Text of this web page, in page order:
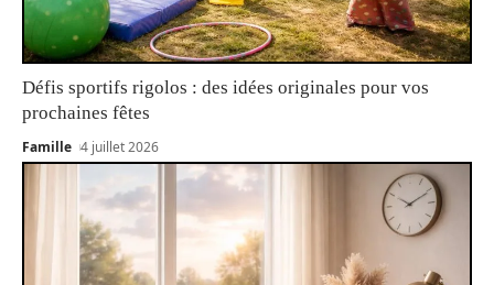
Défis sportifs rigolos : des idées originales pour vos
prochaines fêtes
Famille 4 juillet 2026